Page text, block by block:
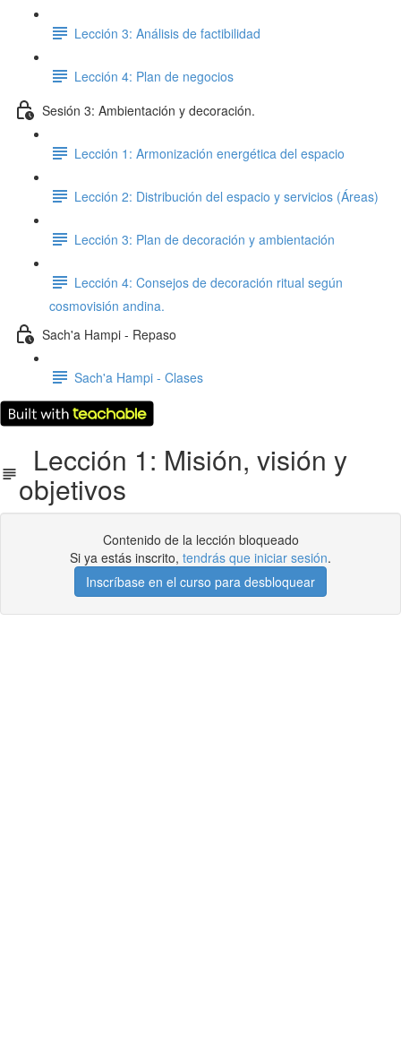
Lección 3: Análisis de factibilidad
Lección 4: Plan de negocios
Sesión 3: Ambientación y decoración.
Lección 1: Armonización energética del espacio
Lección 2: Distribución del espacio y servicios (Áreas)
Lección 3: Plan de decoración y ambientación
Lección 4: Consejos de decoración ritual según
cosmovisión andina.
Sach'a Hampi - Repaso
Sach'a Hampi - Clases
Lección 1: Misión, visión y
objetivos
Contenido de la lección bloqueado
Si ya estás inscrito, tendrás que iniciar sesión.
Inscríbase en el curso para desbloquear